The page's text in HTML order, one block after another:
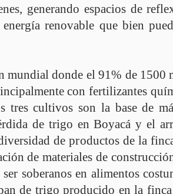
generando espacios de
renovable que bien
donde el 91% de 1500
con fertilizantes
tres cultivos son la base de
de trigo en Boyacá y el
de productos de la
de materiales de
soberanos en alimentos
de trigo producido en la